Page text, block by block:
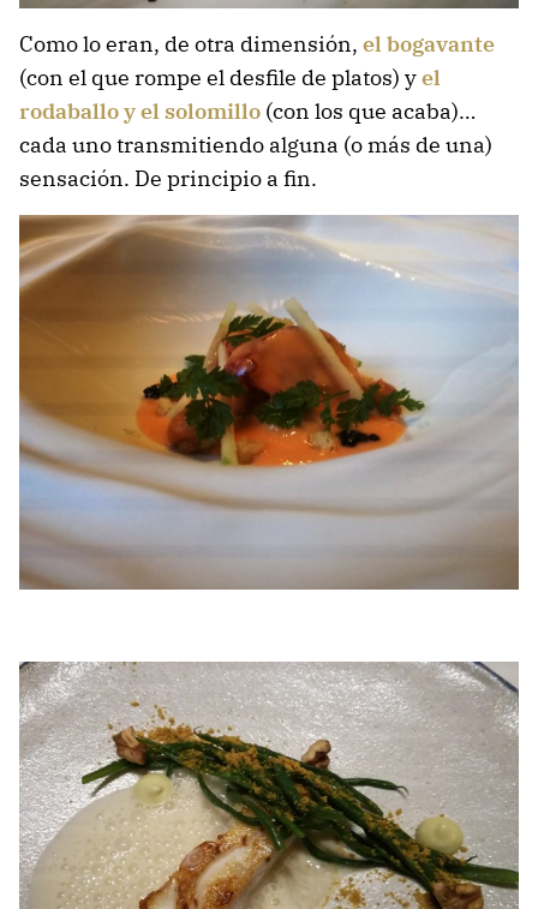
Como lo eran, de otra dimensión, el bogavante
(con el que rompe el desfile de platos) yel
rodaballo y el solomillo (con los que acaba)…
cada uno transmitiendo alguna (o más de una)
sensación. De principio a fin.